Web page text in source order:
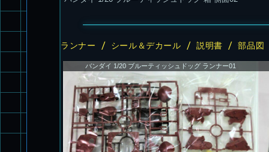
ランナー / シール＆デカール / 説明書 / 部品図
バンダイ 1/20 ブルーティッシュドッグ ランナー01